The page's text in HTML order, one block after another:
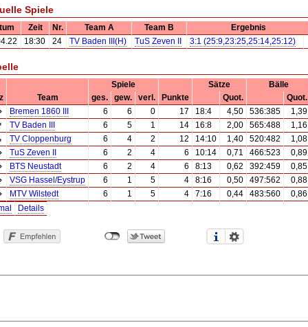
Spiele
Zeit Nr. Team A Team B
Ergebnis
18:30 24 TV Baden III(H) TuS Zeven II 3:1 (25:9,23:25,25:14,25:12)
Spiele Sätze
Bälle
Team ges. gew. verl. Punkte Quot.
Quot.
Bremen 1860 III 6 6 0 17 18:4 4,50 536:385
1,39
TV Baden III 6 5 1 14 16:8 2,00 565:488
1,16
TV Cloppenburg 6 4 2 12 14:10 1,40 520:482
1,08
TuS Zeven II 6 2 4 6 10:14 0,71 466:523
0,89
BTS Neustadt 6 2 4 6 8:13 0,62 392:459
0,85
VSG Hassel/Eystrup 6 1 5 4 8:16 0,50 497:562
0,88
MTV Wilstedt 6 1 5 4 7:16 0,44 483:560
0,86
Details